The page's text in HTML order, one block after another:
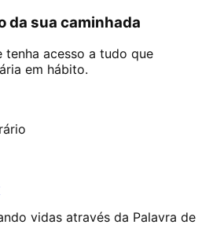
da sua caminhada
tenha acesso a tudo que
em hábito.
vidas através da Palavra de